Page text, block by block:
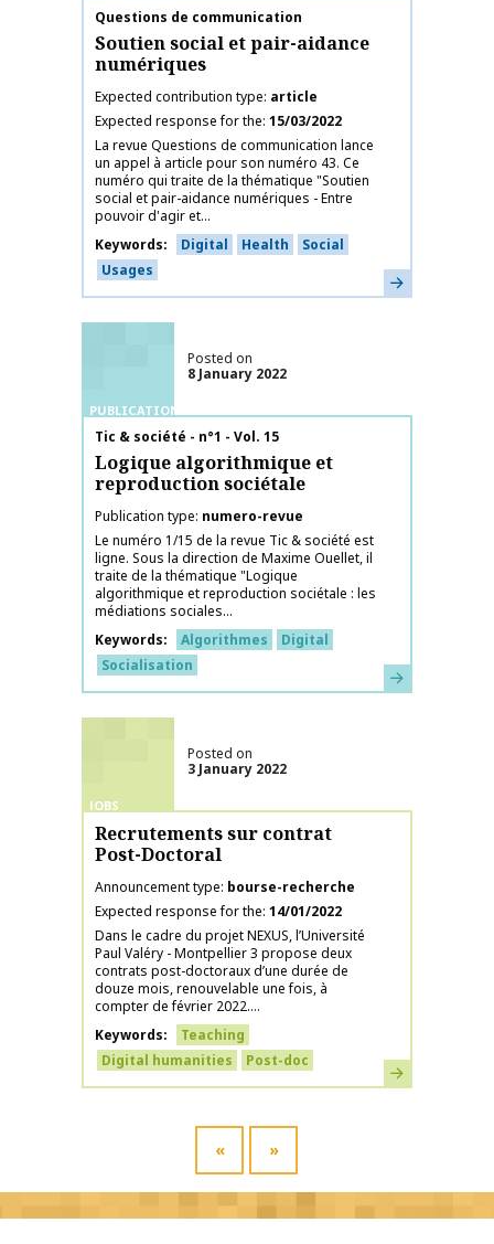
Publication name
Questions de communication
Soutien social et pair-aidance
numériques
Expected contribution type article
Expected response for the 15/03/2022
La revue Questions de communication lance
un appel à article pour son numéro 43. Ce
numéro qui traite de la thématique "Soutien
social et pair-aidance numériques - Entre
pouvoir d'agir et...
Keywords
Digital Health
Social
Usages
Learn more
PUBLICATIONS
Posted on
8 January 2022
Publication name
Tic & société - n°1 - Vol. 15
Logique algorithmique et
reproduction sociétale
Publication type numero-revue
Le numéro 1/15 de la revue Tic & société est
ligne. Sous la direction de Maxime Ouellet, il
traite de la thématique "Logique
algorithmique et reproduction sociétale : les
médiations sociales...
Keywords
Algorithmes
Digital
Socialisation
Learn more
JOBS
Posted on
3 January 2022
Recrutements sur contrat
Post-Doctoral
Announcement type bourse-recherche
Expected response for the 14/01/2022
Dans le cadre du projet NEXUS, l’Université
Paul Valéry - Montpellier 3 propose deux
contrats post-doctoraux d’une durée de
douze mois, renouvelable une fois, à
compter de février 2022....
Keywords
Teaching
Digital humanities
Post-doc Learn more
« »